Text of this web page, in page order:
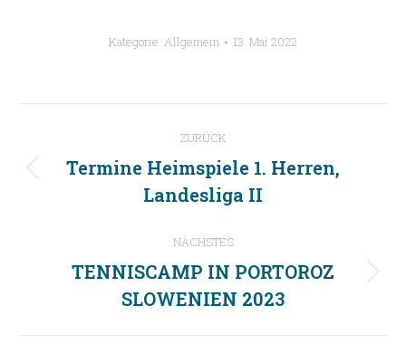
Kategorie: Allgemein 13. Mai 2022
Kommentarnavigation
ZURÜCK
Vorheriger
Beitrag:
Termine Heimspiele 1. Herren,
Landesliga II
NÄCHSTES
Nächster
Beitrag:
TENNISCAMP IN PORTOROZ
SLOWENIEN 2023